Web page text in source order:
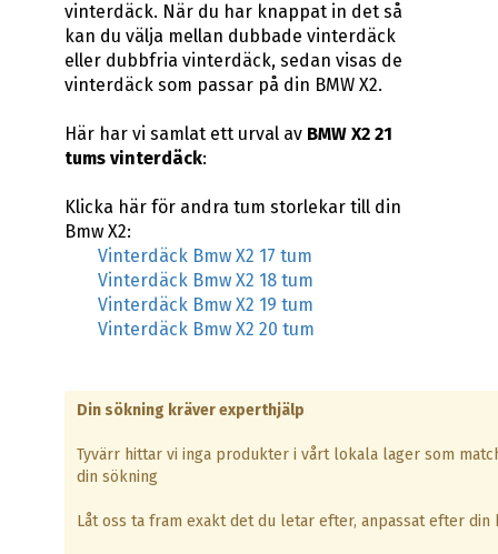
vinterdäck. När du har knappat in det så
kan du välja mellan dubbade vinterdäck
eller dubbfria vinterdäck, sedan visas de
vinterdäck som passar på din BMW X2.
Här har vi samlat ett urval av BMW X2 21
tums vinterdäck:
Klicka här för andra tum storlekar till din
Bmw X2:
Vinterdäck Bmw X2 17 tum
Vinterdäck Bmw X2 18 tum
Vinterdäck Bmw X2 19 tum
Vinterdäck Bmw X2 20 tum
Din sökning kräver experthjälp
Tyvärr hittar vi inga produkter i vårt lokala lager som
din sökning
Låt oss ta fram exakt det du letar efter, anpassat efter din